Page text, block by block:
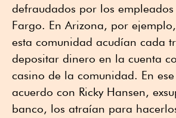
defraudados por los empleados
Fargo. En Arizona, por
esta comunidad acudían cada
depositar dinero en la cuenta
casino de la comunidad. En
acuerdo con Ricky Hansen,
banco, los atraían para